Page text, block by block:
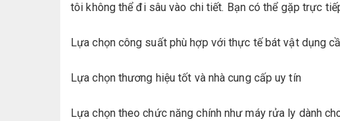
tôi không thể đi sâu vào chi tiết. Bạn có thể gặp trực
Lựa chọn công suất phù hợp với thực tế bát vật dụng
Lựa chọn thương hiệu tốt và nhà cung cấp uy tín
Lựa chọn theo chức năng chính như máy rửa ly dành